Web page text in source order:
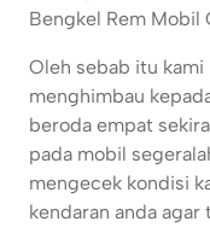
Bengkel Rem Mobil
Oleh sebab itu
menghimbau
beroda empat
pada mobil
mengecek kondisi
kendaran anda